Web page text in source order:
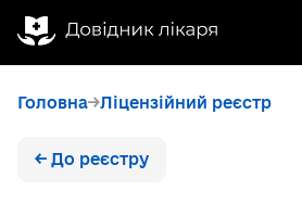
Головна Ліцензійний реєстр
← До реєстру